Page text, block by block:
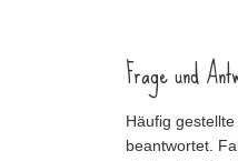
Frage und
Häufig
beantwortet.